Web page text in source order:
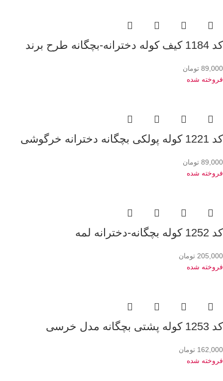
کد 1184 کیف کوله دخترانه-بچگانه طرح برند
89,000 تومان
فروخته شده
کد 1221 کوله پولکی بچگانه دخترانه خرگوشی
89,000 تومان
فروخته شده
کد 1252 کوله بچگانه-دخترانه لمه
205,000 تومان
فروخته شده
کد 1253 کوله پشتی بچگانه مدل خرسی
162,000 تومان
فروخته شده